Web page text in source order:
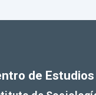
de